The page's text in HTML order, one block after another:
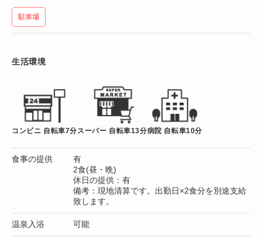
駐車場
生活環境
コンビニ 自転車7分 スーパー 自転車13分病院 自転車10分
食事の提供
有
2食(昼・晩)
休日の提供：有
備考：現地清算です。出勤日×2食分を別途支給
致します。
温泉入浴 可能